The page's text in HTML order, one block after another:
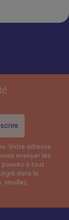
Votre adresse
envoyer les
pouvez à tout
dans la
veuillez